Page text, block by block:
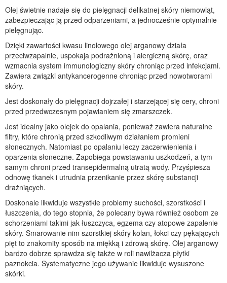
Olej świetnie nadaje się do pielęgnacji delikatnej skóry niemowląt,
zabezpieczając ją przed odparzeniami, a jednocześnie optymalnie
pielęgnując.
Dzięki zawartości kwasu linolowego olej arganowy działa
przeciwzapalnie, uspokaja podrażnioną i alergiczną skórę, oraz
wzmacnia system immunologiczny skóry chroniąc przed infekcjami.
Zawiera związki antykancerogenne chroniąc przed nowotworami
skóry.
Jest doskonały do pielęgnacji dojrzałej i starzejącej się cery, chroni
przed przedwczesnym pojawianiem się zmarszczek.
Jest idealny jako olejek do opalania, ponieważ zawiera naturalne
filtry, które chronią przed szkodliwym działaniem promieni
słonecznych. Natomiast po opalaniu leczy zaczerwienienia i
oparzenia słoneczne. Zapobiega powstawaniu uszkodzeń, a tym
samym chroni przed transepidermalną utratą wody. Przyśpiesza
odnowę tkanek i utrudnia przenikanie przez skórę substancji
drażniących.
Doskonale likwiduje wszystkie problemy suchości, szorstkości i
łuszczenia, do tego stopnia, że polecany bywa również osobom ze
schorzeniami takimi jak łuszczyca, egzema czy atopowe zapalenie
skóry. Smarowanie nim szorstkiej skóry kolan, łokci czy pękających
pięt to znakomity sposób na miękką i zdrową skórę. Olej arganowy
bardzo dobrze sprawdza się także w roli nawilżacza płytki
paznokcia. Systematyczne jego używanie likwiduje wysuszone
skórki.